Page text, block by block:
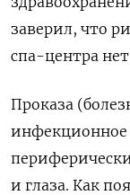
заверил, что
спа-центра
Проказа
инфекционное
и глаза. Как